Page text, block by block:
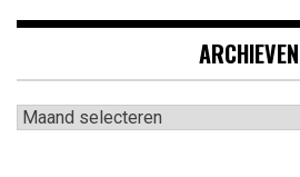
ARCHIEVEN
Archieven